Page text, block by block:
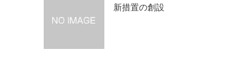
新措置の創設